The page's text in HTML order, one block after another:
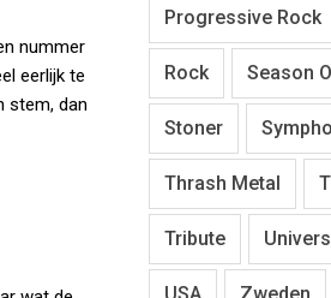
nummer
eerlijk te
stem, dan
Progressive Rock
Rock Season
Stoner
Thrash Metal
Tribute
USA Zweden